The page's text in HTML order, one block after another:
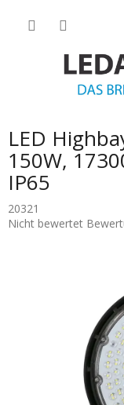
LED
150W,
IP65
20321
Die
Nicht bewertet